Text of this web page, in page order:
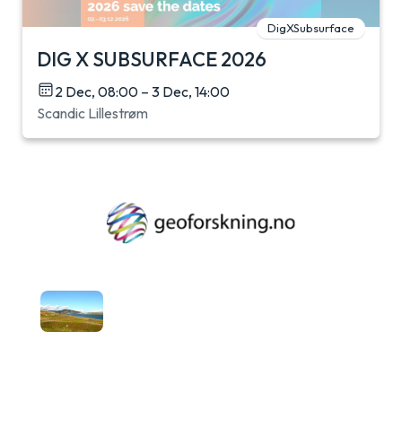
DigXSubsurface
DIG X SUBSURFACE 2026
2 Dec, 08:00 – 3 Dec, 14:00
Scandic Lillestrøm